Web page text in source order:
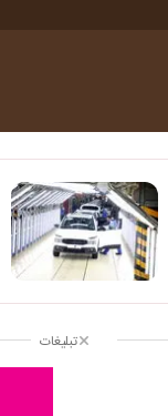
تبلیغات